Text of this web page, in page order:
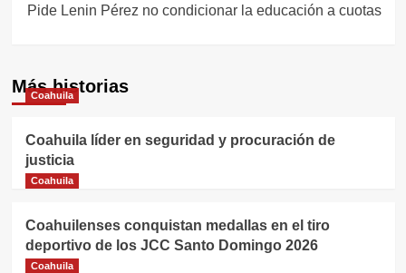
Pide Lenin Pérez no condicionar la educación a cuotas
Más historias
Coahuila
Coahuila líder en seguridad y procuración de
justicia
Coahuila
Coahuilenses conquistan medallas en el tiro
deportivo de los JCC Santo Domingo 2026
Coahuila